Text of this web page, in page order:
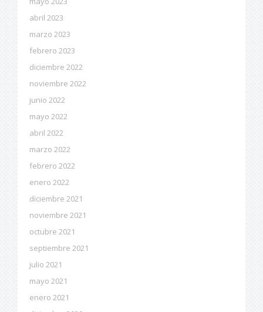
abril 2023
marzo 2023
febrero 2023
diciembre 2022
noviembre 2022
junio 2022
mayo 2022
abril 2022
marzo 2022
febrero 2022
enero 2022
diciembre 2021
noviembre 2021
octubre 2021
septiembre 2021
julio 2021
mayo 2021
enero 2021